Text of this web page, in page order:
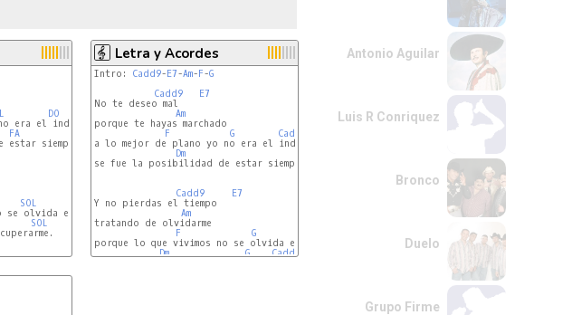
DO
era el indicado
FA
siempre a tu lado.
SOL
DO
se olvida en una tarde
SOL
Letra y Acordes
Intro: Cadd9-E7-Am-F-G
Cadd9
E7
No te deseo mal
Am
porque te hayas marchado
F
G
Cadd9
a lo mejor de plano yo no era el indicado
Dm
se fue la posibilidad de estar siempre a tu lado.
Cadd9
E7
Y no pierdas el tiempo
Am
tratando de olvidarme
F
G
porque lo que vivimos no se olvida en una tarde
Dm
G
Cadd9
Antonio Aguilar
Luis R Conriquez
Bronco
Duelo
Grupo Firme